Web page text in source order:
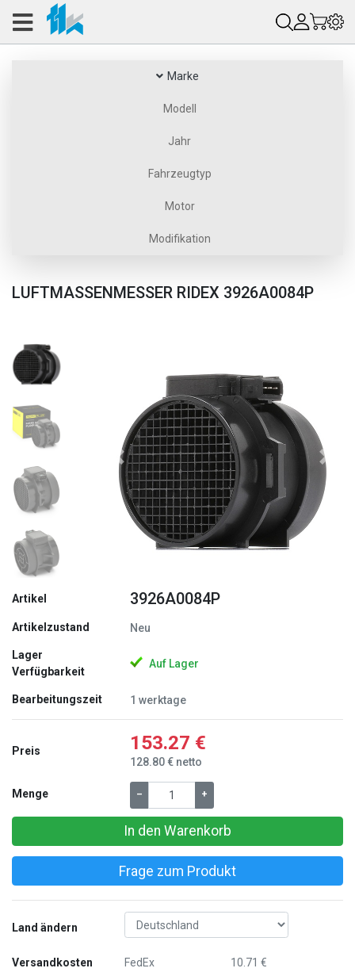
Marke
Modell
Jahr
Fahrzeugtyp
Motor
Modifikation
LUFTMASSENMESSER RIDEX 3926A0084P
Zurück
Artikel 3926A0084P
Artikelzustand Neu
Lager
Verfügbarkeit
Auf Lager
Bearbeitungszeit 1 werktage
Preis 153.27 €
128.80 € netto
Menge – +
In den Warenkorb
Frage zum Produkt
Land ändern
Versandkosten
FedEx
10.71 €